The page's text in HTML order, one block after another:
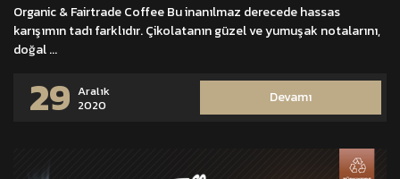
Organic & Fairtrade Coffee Bu inanılmaz derecede hassas
karışımın tadı farklıdır. Çikolatanın güzel ve yumuşak notalarını,
doğal ...
29 Aralık
2020
Devamı